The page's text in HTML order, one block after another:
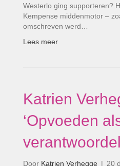
Westerlo ging supporteren?
Kempense middenmotor –
omschreven werd…
Lees meer
Katrien
‘Opvoeden
Door Katrien Verhegge | 20